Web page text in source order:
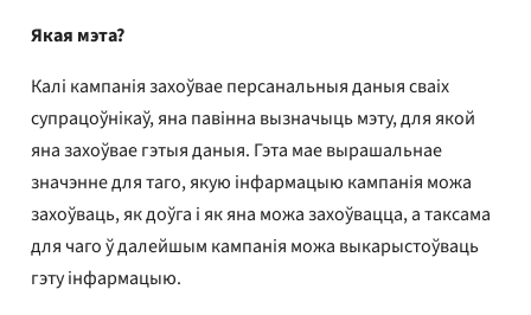
Якая мэта?
Калі кампанія захоўвае персанальныя даныя сваіх
супрацоўнікаў, яна павінна вызначыць мэту, для якой
яна захоўвае гэтыя даныя. Гэта мае вырашальнае
значэнне для таго, якую інфармацыю кампанія можа
захоўваць, як доўга і як яна можа захоўвацца, а таксама
для чаго ў далейшым кампанія можа выкарыстоўваць
гэту інфармацыю.